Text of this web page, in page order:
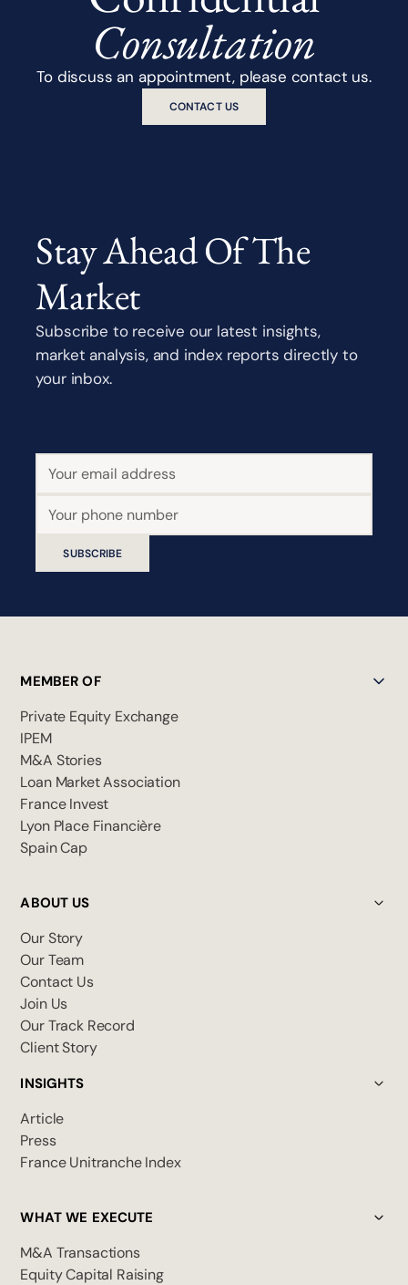
Consultation
To discuss an appointment, please contact us.
CONTACT US
Stay Ahead Of The
Market
Subscribe to receive our latest insights,
market analysis, and index reports directly to
your inbox.
SUBSCRIBE
MEMBER OF
Private Equity Exchange
IPEM
M&A Stories
Loan Market Association
France Invest
Lyon Place Financière
Spain Cap
ABOUT US
Our Story
Our Team
Contact Us
Join Us
Our Track Record
Client Story
INSIGHTS
Article
Press
France Unitranche Index
WHAT WE EXECUTE
M&A Transactions
Equity Capital Raising